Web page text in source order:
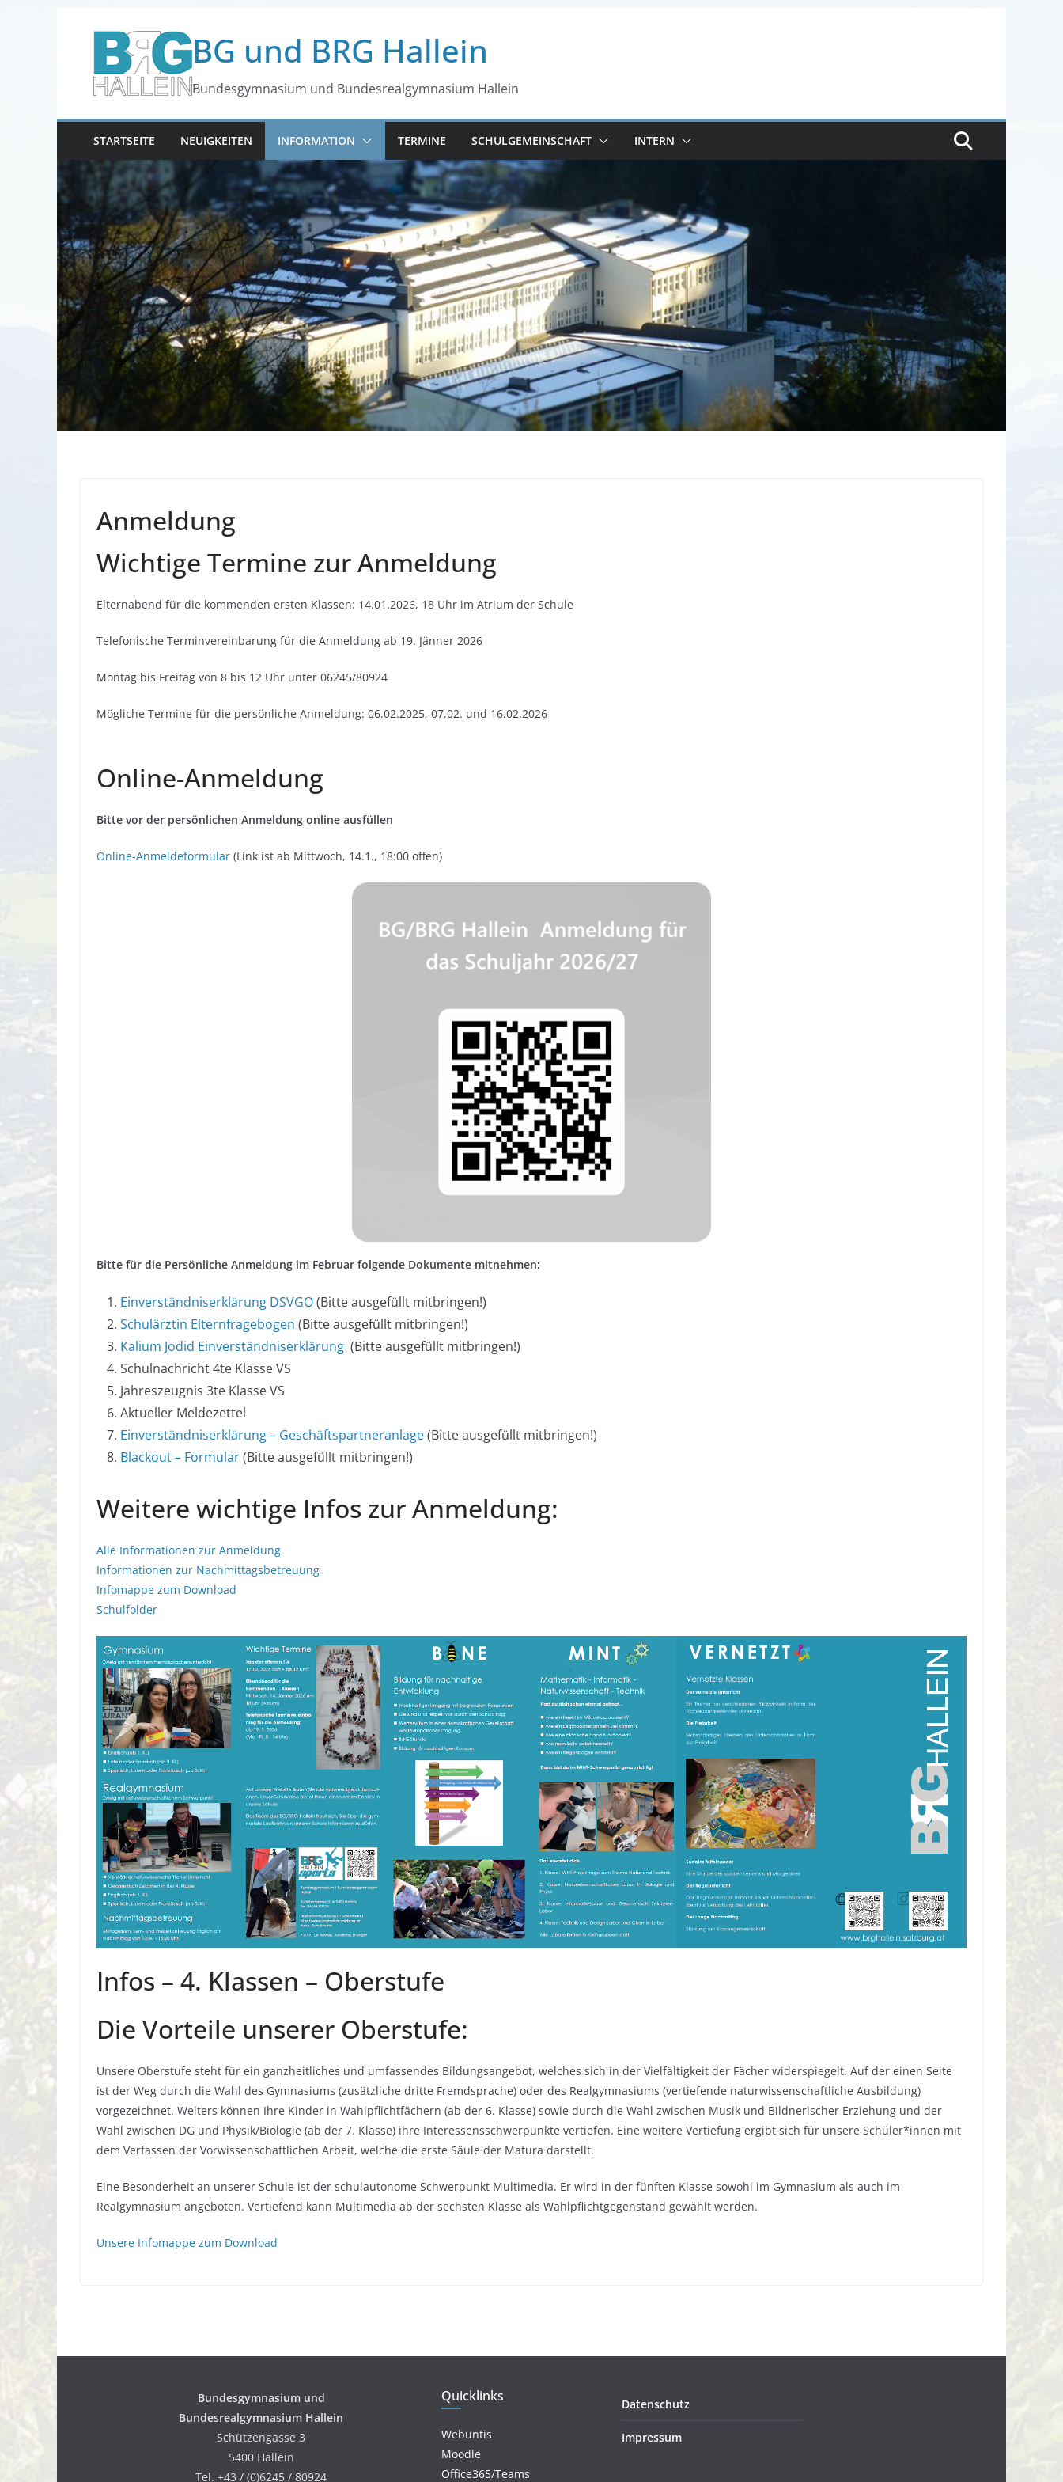
springen
BG und BRG Hallein
Bundesgymnasium und Bundesrealgymnasium Hallein
STARTSEITE NEUIGKEITEN INFORMATION TERMINE SCHULGEMEINSCHAFT INTERN
Anmeldung
Wichtige Termine zur Anmeldung
Elternabend für die kommenden ersten Klassen: 14.01.2026, 18 Uhr im Atrium der Schule
Telefonische Terminvereinbarung für die Anmeldung ab 19. Jänner 2026
Montag bis Freitag von 8 bis 12 Uhr unter 06245/80924
Mögliche Termine für die persönliche Anmeldung: 06.02.2025, 07.02. und 16.02.2026
Online-Anmeldung
Bitte vor der persönlichen Anmeldung online ausfüllen
Online-Anmeldeformular (Link ist ab Mittwoch, 14.1., 18:00 offen)
Bitte für die Persönliche Anmeldung im Februar folgende Dokumente mitnehmen:
Einverständniserklärung DSVGO(Bitte ausgefüllt mitbringen!)
Schulärztin Elternfragebogen (Bitte ausgefüllt mitbringen!)
Kalium Jodid Einverständniserklärung (Bitte ausgefüllt mitbringen!)
Schulnachricht 4te Klasse VS
Jahreszeugnis 3te Klasse VS
Aktueller Meldezettel
Einverständniserklärung – Geschäftspartneranlage(Bitte ausgefüllt mitbringen!)
Blackout – Formular(Bitte ausgefüllt mitbringen!)
Weitere wichtige Infos zur Anmeldung:
Alle Informationen zur Anmeldung
Informationen zur Nachmittagsbetreuung
Infomappe zum Download
Schulfolder
Infos – 4. Klassen – Oberstufe
Die Vorteile unserer Oberstufe:
Unsere Oberstufe steht für ein ganzheitliches und umfassendes Bildungsangebot, welches sich in der Vielfältigkeit der Fächer widerspiegelt. Auf der einen Seite
ist der Weg durch die Wahl des Gymnasiums (zusätzliche dritte Fremdsprache) oder des Realgymnasiums (vertiefende naturwissenschaftliche Ausbildung)
vorgezeichnet. Weiters können Ihre Kinder in Wahlpflichtfächern (ab der 6. Klasse) sowie durch die Wahl zwischen Musik und Bildnerischer Erziehung und der
Wahl zwischen DG und Physik/Biologie (ab der 7. Klasse) ihre Interessensschwerpunkte vertiefen. Eine weitere Vertiefung ergibt sich für unsere Schüler*innen mit
dem Verfassen der Vorwissenschaftlichen Arbeit, welche die erste Säule der Matura darstellt.
Eine Besonderheit an unserer Schule ist der schulautonome Schwerpunkt Multimedia. Er wird in der fünften Klasse sowohl im Gymnasium als auch im
Realgymnasium angeboten. Vertiefend kann Multimedia ab der sechsten Klasse als Wahlpflichtgegenstand gewählt werden.
Unsere Infomappe zum Download
Bundesgymnasium und
Bundesrealgymnasium Hallein
Schützengasse 3
5400 Hallein
Tel. +43 / (0)6245 / 80924
Quicklinks
Webuntis
Moodle
Office365/Teams
Datenschutz
Impressum